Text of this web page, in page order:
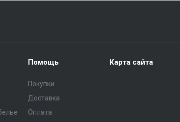
Помощь
Покупки
Доставка
Оплата
Карта сайта